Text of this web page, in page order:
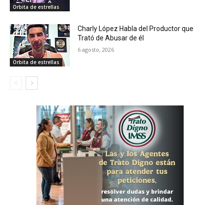
Orbita de estrellas
Orbita de estrellas
Charly López Habla del Productor que
Trató de Abusar de él
6 agosto, 2026